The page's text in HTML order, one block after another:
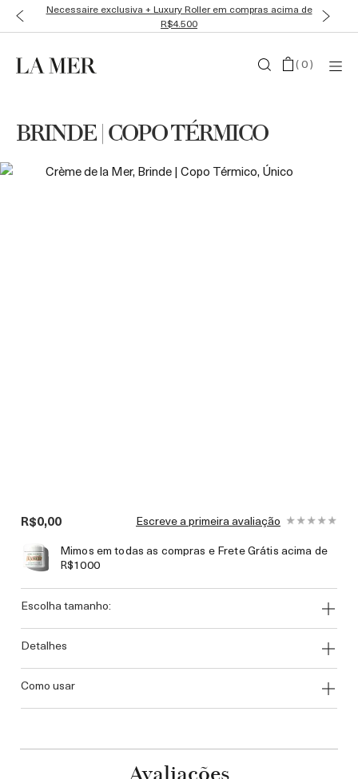
Necessaire exclusiva + Luxury Roller em compras acima de
R$4.500
(0)
BRINDE | COPO TÉRMICO
R$0,00
Escreve a primeira avaliação
Mimos em todas as compras e Frete Grátis acima de
R$1000
escolha tamanho:
detalhes
como usar